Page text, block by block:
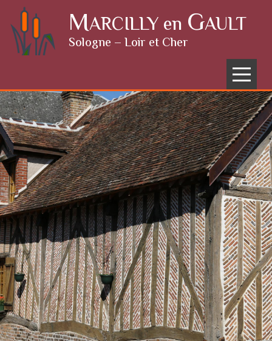
Skip to content MARCILLY en GAULT
Sologne – Loir et Cher
Menu